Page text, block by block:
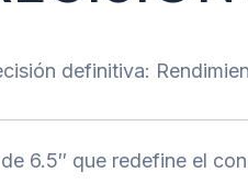
definitiva:
6.5″ que redefine el